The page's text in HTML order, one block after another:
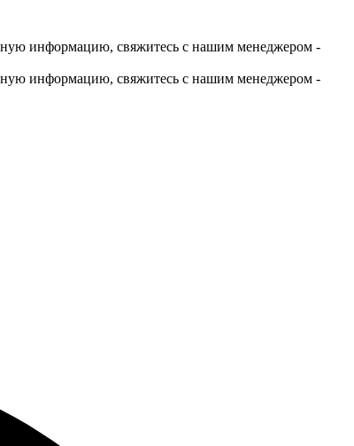
информацию, свяжитесь с нашим менеджером -
информацию, свяжитесь с нашим менеджером -